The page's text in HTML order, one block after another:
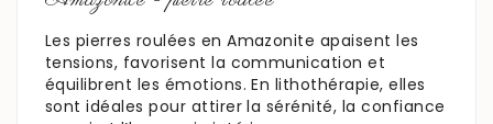
Les pierres roulées en Amazonite apaisent les
tensions, favorisent la communication et
équilibrent les émotions. En lithothérapie, elles
sont idéales pour attirer la sérénité, la confiance